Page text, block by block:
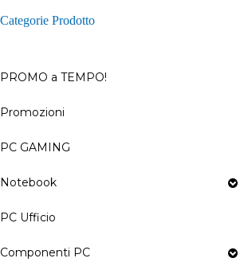
Categorie Prodotto
PROMO a TEMPO!
Promozioni
–
PC GAMING
Notebook
PC Ufficio
Componenti PC